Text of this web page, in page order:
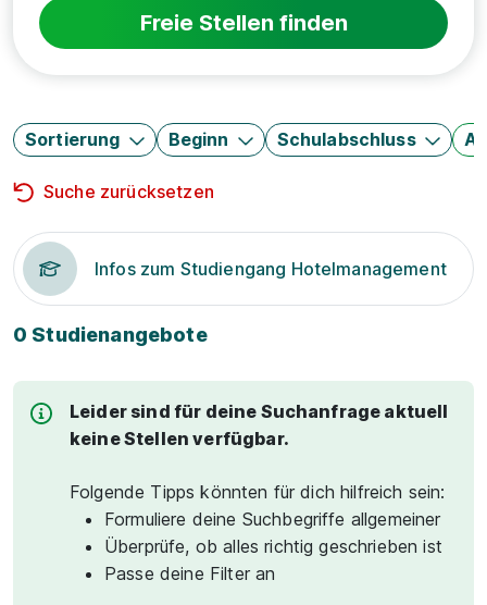
Freie Stellen finden
Sortierung Beginn Schulabschluss
Suche zurücksetzen
Infos zum Studiengang Hotelmanagement
0 Studienangebote
Leider sind für deine Suchanfrage aktuell
keine Stellen verfügbar.
Folgende Tipps könnten für dich hilfreich sein:
Formuliere deine Suchbegriffe allgemeiner
Überprüfe, ob alles richtig geschrieben ist
Passe deine Filter an